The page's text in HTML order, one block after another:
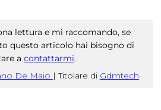
lettura e mi raccomando, se
questo articolo hai bisogno di
a contattarmi.
De Maio | Titolare di Gdmtech